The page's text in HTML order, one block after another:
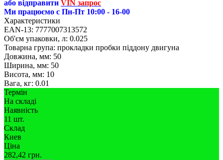
або відправити VIN запрос
Ми працюємо с Пн-Пт 10:00 - 16-00
Характеристики
EAN-13: 7777007313572
Об'єм упаковки, л: 0.025
Товарна група: прокладки пробки піддону двигуна
Довжина, мм: 50
Ширина, мм: 50
Висота, мм: 10
Вага, кг: 0.01
Термін
На складі
Наявність
11 шт.
Склад
Киев
Ціна
282,42 грн.